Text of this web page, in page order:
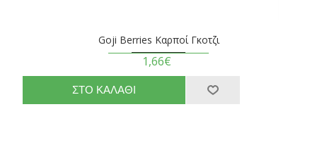
Goji Berries Καρποί Γκοτζι
1,66€